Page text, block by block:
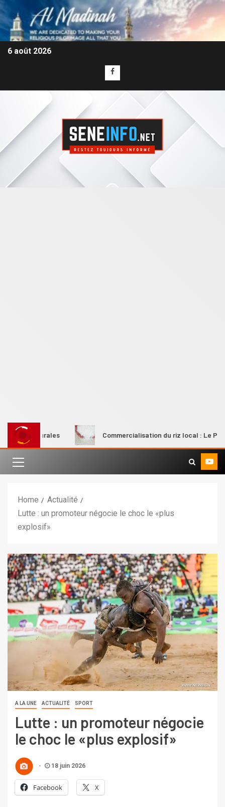
6 août 2026
rurales Commercialisation du riz local : Le Premier
Home
Actualité
Lutte : un promoteur négocie le choc le «plus
explosif»
A LA UNE ACTUALITÉ SPORT
Lutte : un promoteur négocie
le choc le «plus explosif»
18 juin 2026
Facebook X